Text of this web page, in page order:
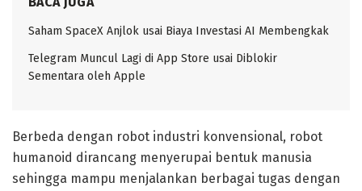
Saham SpaceX Anjlok usai Biaya Investasi AI Membengkak
Telegram Muncul Lagi di App Store usai Diblokir
Sementara oleh Apple
Berbeda dengan robot industri konvensional, robot
humanoid dirancang menyerupai bentuk manusia
sehingga mampu menjalankan berbagai tugas dengan